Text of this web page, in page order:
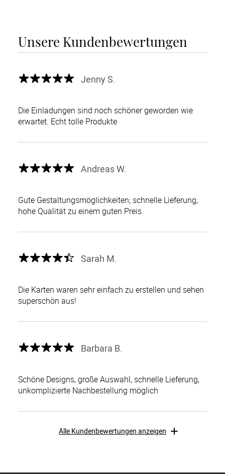
Unsere Kundenbewertungen
Jenny S.
Die Einladungen sind noch schöner geworden wie
erwartet. Echt tolle Produkte
Andreas W.
Gute Gestaltungsmöglichkeiten; schnelle Lieferung,
hohe Qualität zu einem guten Preis.
Sarah M.
Die Karten waren sehr einfach zu erstellen und sehen
superschön aus!
Barbara B.
Schöne Designs, große Auswahl, schnelle Lieferung,
unkomplizierte Nachbestellung möglich
Alle Kundenbewertungen anzeigen